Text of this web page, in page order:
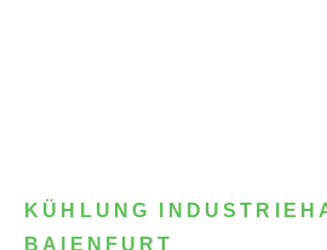
KÜHLUNG
BAIENFURT